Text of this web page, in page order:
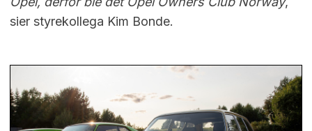
sier styrekollega Kim Bonde.